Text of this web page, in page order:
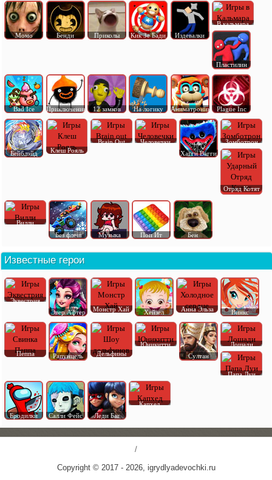
Момо Бенди Приколы Кик Зе Бади Издевалки
В кальмара
Пластилин
Bad Ice Приключения 12 замков На логику Аниматроник Plague Inc
Бейблэйд Клеш Рояль
Brain Out
Человечки
Хагги Вагги
Зомботрон
Отряд Котят
Вилли
Без флеш
Музыка Поп Ит Бен
Известные герои
Эквестрия
Эвер Афтер
Монстр Хай Хейзел Анна Эльза Винкс
Пеппа Рапунцель Дельфины
Юникитти
Султан
Лошади
Папа Луи
Бродилки Салли Фейс Леди Баг
Капхед
/
Copyright © 2017 - 2026, igrydlyadevochki.ru